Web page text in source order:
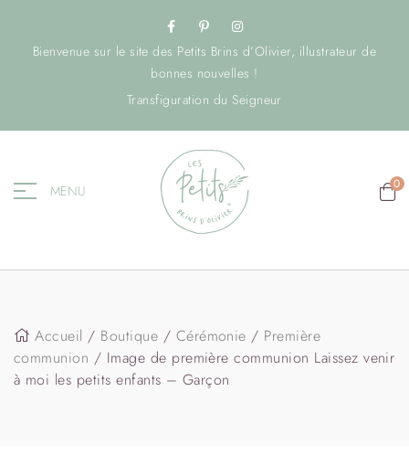
Bienvenue sur le site des Petits Brins d’Olivier, illustrateur de
bonnes nouvelles !
Transfiguration du Seigneur
MENU 0
Accueil / Boutique / Cérémonie / Première
communion / Image de première communion Laissez venir
à moi les petits enfants – Garçon